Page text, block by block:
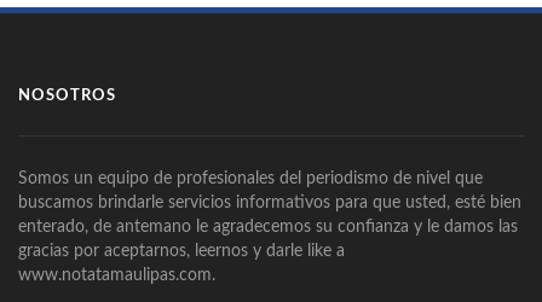
NOSOTROS
Somos un equipo de profesionales del periodismo de nivel que
buscamos brindarle servicios informativos para que usted, esté bien
enterado, de antemano le agradecemos su confianza y le damos las
gracias por aceptarnos, leernos y darle like a
www.notatamaulipas.com.